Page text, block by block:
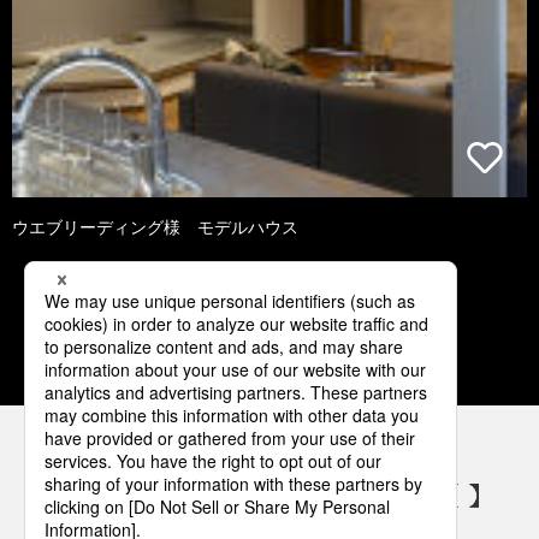
ウエブリーディング様 モデルハウス
1 2 3 4 5
パナソニックの電気設備 SNSアカウント